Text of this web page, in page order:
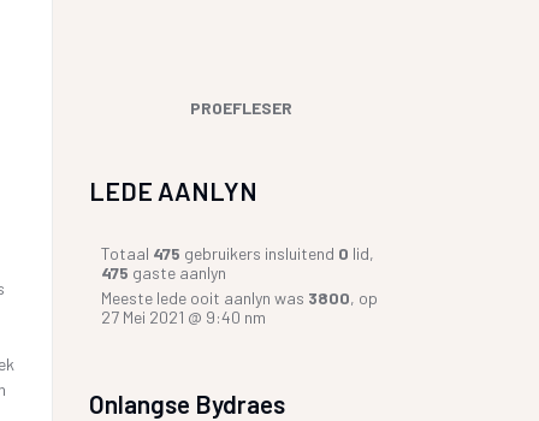
PROEFLESER
LEDE AANLYN
Totaal 475 gebruikers insluitend 0 lid,
475 gaste aanlyn
Meeste lede ooit aanlyn was 3800, op
27 Mei 2021 @ 9:40 nm
Onlangse Bydraes